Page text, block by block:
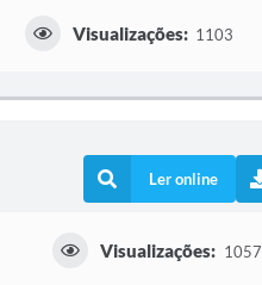
Visualizações: 1103
Ler online
Visualizações: 1057